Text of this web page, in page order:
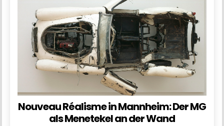
Nouveau Réalisme in Mannheim: Der MG
als Menetekel an der Wand